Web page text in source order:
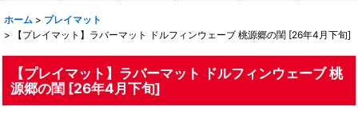
ホーム > プレイマット
>
【プレイマット】ラバーマット ドルフィンウェーブ 桃源郷の閨 [26年4月下旬]
【プレイマット】ラバーマット ドルフィンウェーブ 桃
源郷の閨 [26年4月下旬]